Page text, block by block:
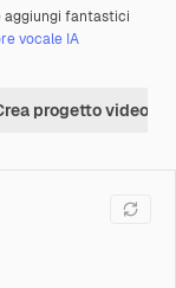
fantastici
vocale IA
progetto video